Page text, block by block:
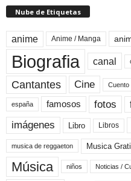
Nube de Etiquetas
anime Anime / Manga
Biografia canal
Cantantes Cine Cuento
españa famosos fotos
imágenes Libro Libros
musica de reggaeton Musica
Música niños Noticias /